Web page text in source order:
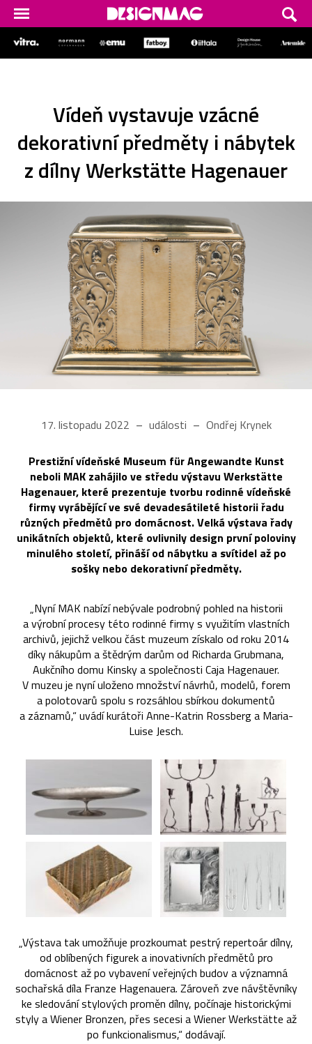
Vídeň vystavuje vzácné
dekorativní předměty i nábytek
z dílny Werkstätte Hagenauer
17. listopadu 2022 události Ondřej Krynek
Prestižní vídeňské Museum für ­Angewandte­ Kunst
neboli MAK zahájilo ve středu výstavu Werkstätte
Hagenauer, které prezentuje tvorbu rodinné vídeňské
firmy vyrábějící ve své devadesátileté historii řadu
různých předmětů pro domácnost. Velká výstava řady
unikátních objektů, které ovlivnily design první poloviny
minulého století, přináší od nábytku a svítidel až po
sošky nebo dekorativní předměty.
„Nyní MAK nabízí nebývale podrobný pohled na historii
a výrobní procesy této rodinné firmy s využitím vlastních
archivů, jejichž velkou část muzeum získalo od roku 2014
díky nákupům a štědrým darům od Richarda Grubmana,
Aukčního domu Kinsky a společnosti Caja Hagenauer.
V muzeu je nyní uloženo množství návrhů, modelů, forem
a polotovarů spolu s rozsáhlou sbírkou dokumentů
a záznamů,“ uvádí kurátoři Anne-Katrin Rossberg a Maria-
Luise Jesch.
„Výstava tak umožňuje prozkoumat pestrý repertoár dílny,
od oblíbených figurek a inovativních předmětů pro
domácnost až po vybavení veřejných budov a významná
sochařská díla Franze Hagenauera. Zároveň zve návštěvníky
ke sledování stylových proměn dílny, počínaje historickými
styly a Wiener Bronzen, přes secesi a Wiener Werkstätte až
po funkcionalismus,“ dodávají.